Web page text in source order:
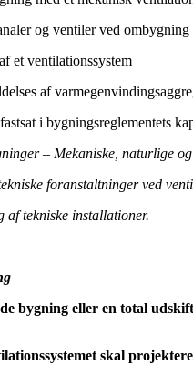
og ventiler ved ombygning
et ventilationssystem
af
i bygningsreglementets
– Mekaniske, naturlige
foranstaltninger ved
af tekniske installationer.
bygning eller en total
skal